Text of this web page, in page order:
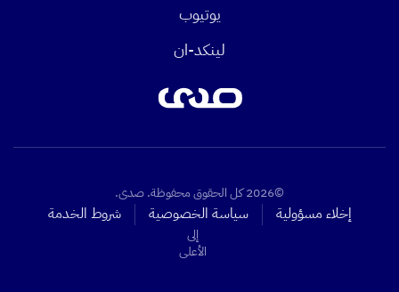
يوتيوب
لينكد-ان
©2026 كل الحقوق محفوظة. صدى.
إخلاء مسؤولية سياسة الخصوصية شروط الخدمة
إلى
الأعلى